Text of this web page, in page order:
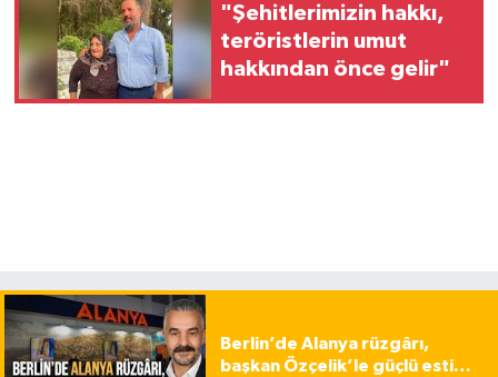
"Şehitlerimizin hakkı,
teröristlerin umut
hakkından önce gelir"
Berlin’de Alanya rüzgârı,
başkan Özçelik’le güçlü esti…